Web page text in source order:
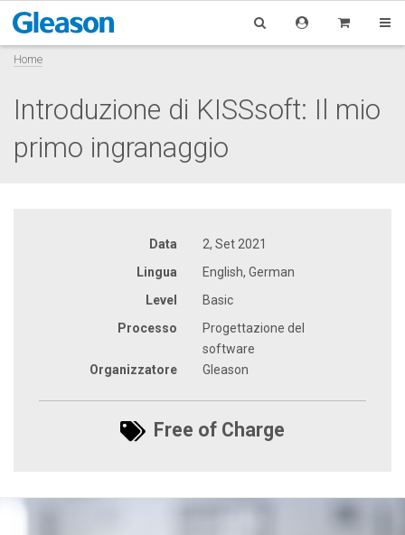
Home
Introduzione di KISSsoft: Il mio
primo ingranaggio
Data
2, Set 2021
Lingua
English, German
Level
Basic
Processo
Progettazione del
software
Organizzatore
Gleason
Free of Charge